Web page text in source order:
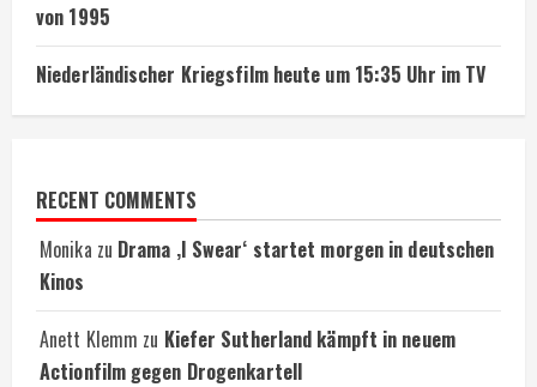
von 1995
Niederländischer Kriegsfilm heute um 15:35 Uhr im TV
RECENT COMMENTS
Monika zu Drama ‚I Swear‘ startet morgen in deutschen
Kinos
Anett Klemm zu Kiefer Sutherland kämpft in neuem
Actionfilm gegen Drogenkartell